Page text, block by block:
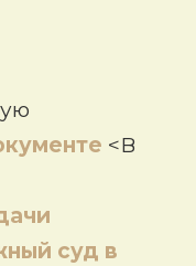
<В
суд в